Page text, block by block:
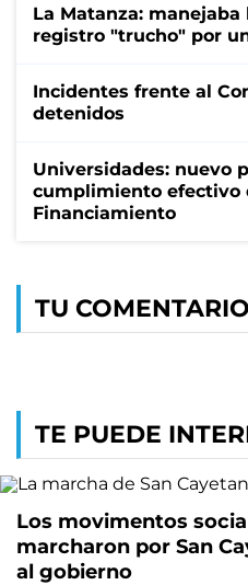
La Matanza:
registro "trucho" por
Incidentes frente al
detenidos
Universidades: nuevo
cumplimiento efectivo
Financiamiento
TU COMENTARIO
TE PUEDE
Los movimentos
marcharon por San
al gobierno